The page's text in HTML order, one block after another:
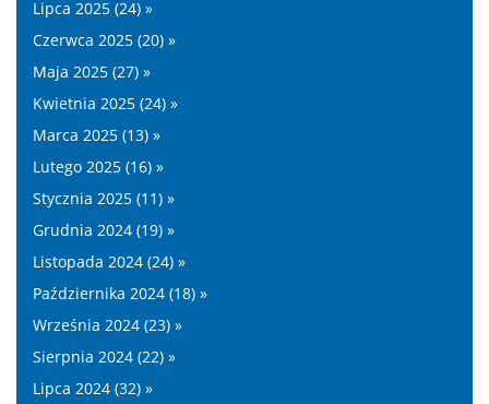
Lipca 2025 (24) »
Czerwca 2025 (20) »
Maja 2025 (27) »
Kwietnia 2025 (24) »
Marca 2025 (13) »
Lutego 2025 (16) »
Stycznia 2025 (11) »
Grudnia 2024 (19) »
Listopada 2024 (24) »
Października 2024 (18) »
Września 2024 (23) »
Sierpnia 2024 (22) »
Lipca 2024 (32) »